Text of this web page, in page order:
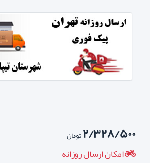
۲/۳۲۸/۵۰۰تومان
امکان ارسال روزانه